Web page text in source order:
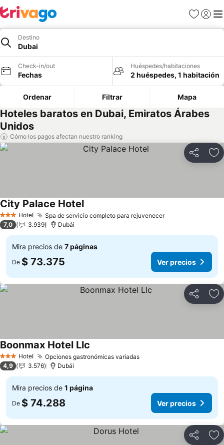
Favoritos
Iniciar
Destino
Dubai
Check-in/out
Fechas
Huéspedes/habitaciones
2 huéspedes, 1 habitación
Ordenar Filtrar Mapa
Hoteles baratos en Dubai, Emiratos Árabes
Unidos
Cómo los pagos afectan nuestro ranking
Compartir
3 Estrellas
Hotel Spa de servicio completo para rejuvenecerVer precios
City Palace HotelVer precios
7,0 3.939 Dubái
Mira precios de 7 páginas
De $ 73.375 Ver precios
Compartir
3 Estrellas
Hotel Opciones gastronómicas variadasVer precios
Boonmax Hotel Llc
4,9 3.576 Dubái
Mira precios de 1 página
De $ 74.288 Ver precios
Compartir